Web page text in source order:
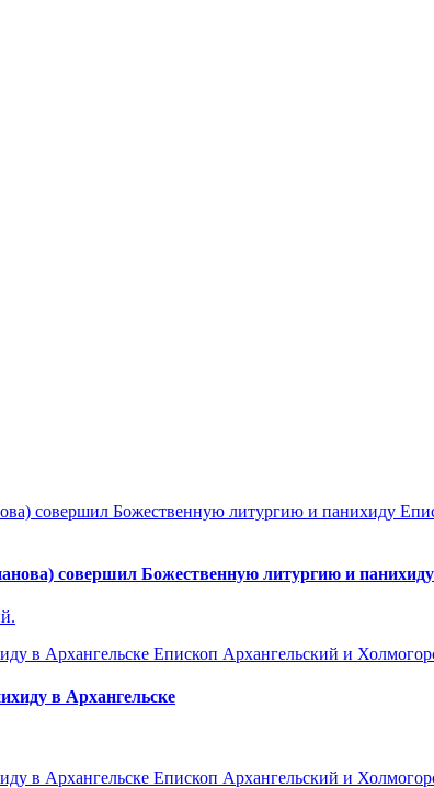
совершил Божественную литургию и панихиду
Епископ Архангельский и
в Архангельске
Епископ Архангельский и